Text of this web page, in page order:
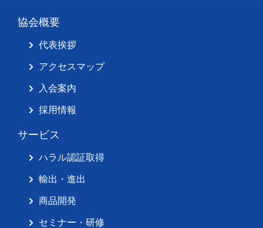
協会概要
代表挨拶
アクセスマップ
入会案内
採用情報
サービス
ハラル認証取得
輸出・進出
商品開発
セミナー・研修